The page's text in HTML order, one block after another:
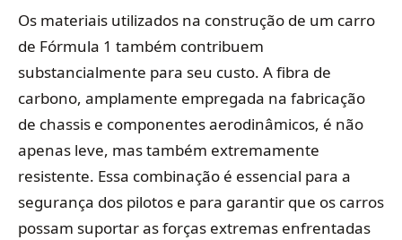
Os materiais utilizados na construção de um carro
de Fórmula 1 também contribuem
substancialmente para seu custo. A fibra de
carbono, amplamente empregada na fabricação
de chassis e componentes aerodinâmicos, é não
apenas leve, mas também extremamente
resistente. Essa combinação é essencial para a
segurança dos pilotos e para garantir que os carros
possam suportar as forças extremas enfrentadas